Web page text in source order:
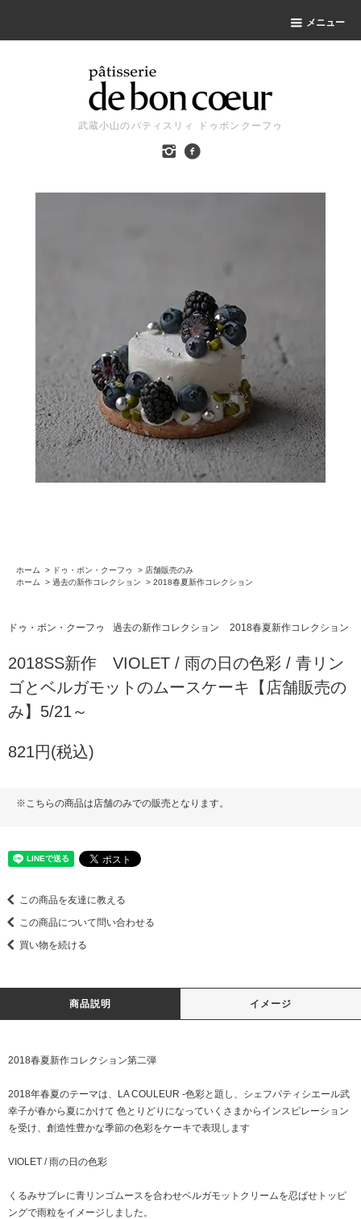
メニュー
武蔵小山のパティスリィ ドゥボンクーフゥ
ホーム > ドゥ・ボン・クーフゥ > 店舗販売のみ
ホーム
> 過去の新作コレクション > 2018春夏新作コレクション
ドゥ・ボン・クーフゥ 過去の新作コレクション 2018春夏新作コレクション
2018SS新作 VIOLET / 雨の日の色彩 / 青リン
ゴとベルガモットのムースケーキ【店舗販売の
み】5/21～
821円(税込)
※こちらの商品は店舗のみでの販売となります。
この商品を友達に教える
この商品について問い合わせる
買い物を続ける
商品説明 イメージ
2018春夏新作コレクション第二弾
2018年春夏のテーマは、LA COULEUR -色彩と題し、シェフパティシエール武
幸子が春から夏にかけて 色とりどりになっていくさまからインスピレーション
を受け、創造性豊かな季節の色彩をケーキで表現します
VIOLET / 雨の日の色彩
くるみサブレに青リンゴムースを合わせベルガモットクリームを忍ばせトッピ
ングで雨粒をイメージしました。